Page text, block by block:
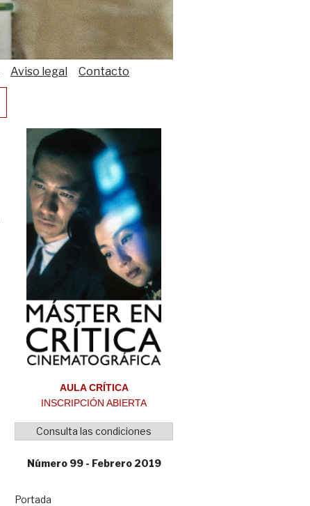
Aviso legal Contacto
AULA CRÍTICA
INSCRIPCIÓN ABIERTA
Consulta las condiciones
Número 99 - Febrero 2019
Portada